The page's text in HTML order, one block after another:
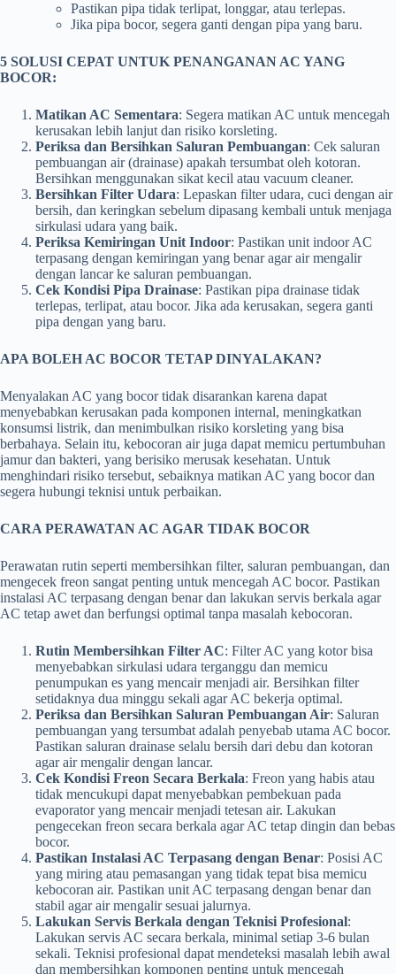
Pastikan pipa tidak terlipat, longgar, atau terlepas.
Jika pipa bocor, segera ganti dengan pipa yang baru.
5 SOLUSI CEPAT UNTUK PENANGANAN AC YANG
BOCOR:
Matikan AC Sementara: Segera matikan AC untuk mencegah
kerusakan lebih lanjut dan risiko korsleting.
Periksa dan Bersihkan Saluran Pembuangan: Cek saluran
pembuangan air (drainase) apakah tersumbat oleh kotoran.
Bersihkan menggunakan sikat kecil atau vacuum cleaner.
Bersihkan Filter Udara: Lepaskan filter udara, cuci dengan air
bersih, dan keringkan sebelum dipasang kembali untuk menjaga
sirkulasi udara yang baik.
Periksa Kemiringan Unit Indoor: Pastikan unit indoor AC
terpasang dengan kemiringan yang benar agar air mengalir
dengan lancar ke saluran pembuangan.
Cek Kondisi Pipa Drainase: Pastikan pipa drainase tidak
terlepas, terlipat, atau bocor. Jika ada kerusakan, segera ganti
pipa dengan yang baru.
APA BOLEH AC BOCOR TETAP DINYALAKAN?
Menyalakan AC yang bocor tidak disarankan karena dapat
menyebabkan kerusakan pada komponen internal, meningkatkan
konsumsi listrik, dan menimbulkan risiko korsleting yang bisa
berbahaya. Selain itu, kebocoran air juga dapat memicu pertumbuhan
jamur dan bakteri, yang berisiko merusak kesehatan. Untuk
menghindari risiko tersebut, sebaiknya matikan AC yang bocor dan
segera hubungi teknisi untuk perbaikan.
CARA PERAWATAN AC AGAR TIDAK BOCOR
Perawatan rutin seperti membersihkan filter, saluran pembuangan, dan
mengecek freon sangat penting untuk mencegah AC bocor. Pastikan
instalasi AC terpasang dengan benar dan lakukan servis berkala agar
AC tetap awet dan berfungsi optimal tanpa masalah kebocoran.
Rutin Membersihkan Filter AC: Filter AC yang kotor bisa
menyebabkan sirkulasi udara terganggu dan memicu
penumpukan es yang mencair menjadi air. Bersihkan filter
setidaknya dua minggu sekali agar AC bekerja optimal.
Periksa dan Bersihkan Saluran Pembuangan Air: Saluran
pembuangan yang tersumbat adalah penyebab utama AC bocor.
Pastikan saluran drainase selalu bersih dari debu dan kotoran
agar air mengalir dengan lancar.
Cek Kondisi Freon Secara Berkala: Freon yang habis atau
tidak mencukupi dapat menyebabkan pembekuan pada
evaporator yang mencair menjadi tetesan air. Lakukan
pengecekan freon secara berkala agar AC tetap dingin dan bebas
bocor.
Pastikan Instalasi AC Terpasang dengan Benar: Posisi AC
yang miring atau pemasangan yang tidak tepat bisa memicu
kebocoran air. Pastikan unit AC terpasang dengan benar dan
stabil agar air mengalir sesuai jalurnya.
Lakukan Servis Berkala dengan Teknisi Profesional:
Lakukan servis AC secara berkala, minimal setiap 3-6 bulan
sekali. Teknisi profesional dapat mendeteksi masalah lebih awal
dan membersihkan komponen penting untuk mencegah